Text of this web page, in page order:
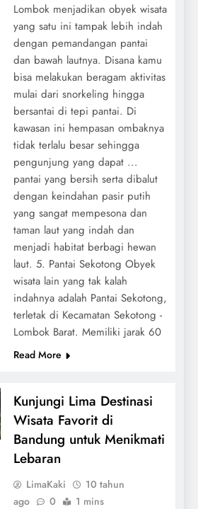
Lombok menjadikan obyek wisata
yang satu ini tampak lebih indah
dengan pemandangan pantai
dan bawah lautnya. Disana kamu
bisa melakukan beragam aktivitas
mulai dari snorkeling hingga
bersantai di tepi pantai. Di
kawasan ini hempasan ombaknya
tidak terlalu besar sehingga
pengunjung yang dapat ...
pantai yang bersih serta dibalut
dengan keindahan pasir putih
yang sangat mempesona dan
taman laut yang indah dan
menjadi habitat berbagi hewan
laut. 5. Pantai Sekotong Obyek
wisata lain yang tak kalah
indahnya adalah Pantai Sekotong,
terletak di Kecamatan Sekotong -
Lombok Barat. Memiliki jarak 60
Read More
Kunjungi Lima Destinasi
Wisata Favorit di
Bandung untuk Menikmati
Lebaran
LimaKaki
10 tahun
ago
0 1 mins